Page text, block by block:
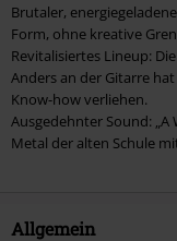
Brutaler,
Form, ohne kreative
Revitalisiertes Lineup:
Anders an der Gitarre
Know-how verliehen.
Ausgedehnter Sound:
Metal der alten Schule
Allgemein